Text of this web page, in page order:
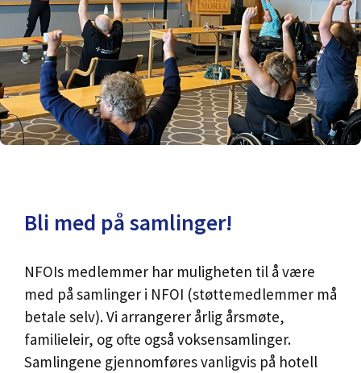
Bli med på samlinger!
NFOIs medlemmer har muligheten til å være
med på samlinger i NFOI (støttemedlemmer må
betale selv). Vi arrangerer årlig årsmøte,
familieleir, og ofte også voksensamlinger.
Samlingene gjennomføres vanligvis på hotell